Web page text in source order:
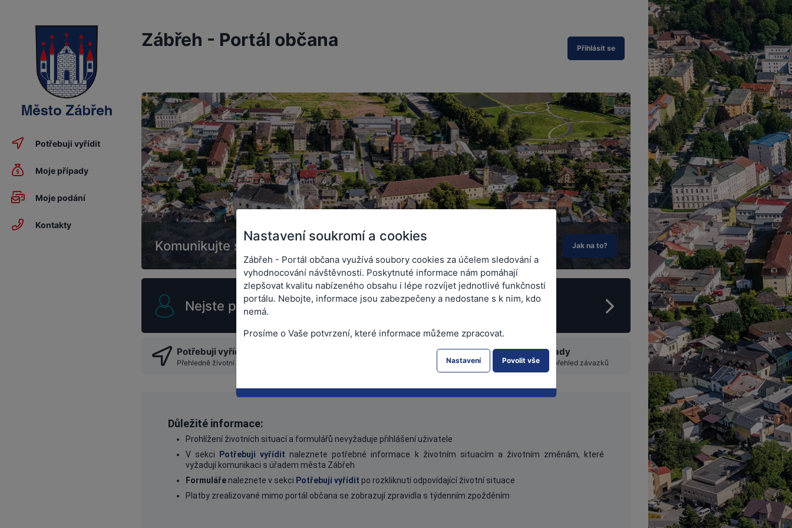
Potřebuji vyřídit
Moje případy
Moje podání
Kontakty
Zábřeh - Portál občana Přihlásit se
Komunikujte s námi z pohodlí Vašeho domova Jak na to?
Nejste přihlášen | Pro zobrazení Vašich údajů se prosím přihlaste.
Potřebuji vyřídit
Přehledně životní situace
Moje případy
Zobrazte si přehled závazků
Důležité informace:
Prohlížení životních situací a formulářů nevyžaduje přihlášení uživatele
V sekci Potřebuji vyřídit naleznete potřebné informace k životním situacím a životním změnám, které
vyžadují komunikaci s úřadem města Zábřeh
Formulářenaleznete v sekci Potřebuji vyřídit po rozkliknutí odpovídající životní situace
Platby zrealizované mimo portál občana se zobrazují zpravidla s týdenním zpožděním
Nastavení soukromí a cookies
Zábřeh - Portál občana využívá soubory cookies za účelem sledování a
vyhodnocování návštěvnosti. Poskytnuté informace nám pomáhají
zlepšovat kvalitu nabízeného obsahu i lépe rozvíjet jednotlivé funkčnosti
portálu. Nebojte, informace jsou zabezpečeny a nedostane s k nim, kdo
nemá.
Prosíme o Vaše potvrzení, které informace můžeme zpracovat.
Nastavení Povolit vše